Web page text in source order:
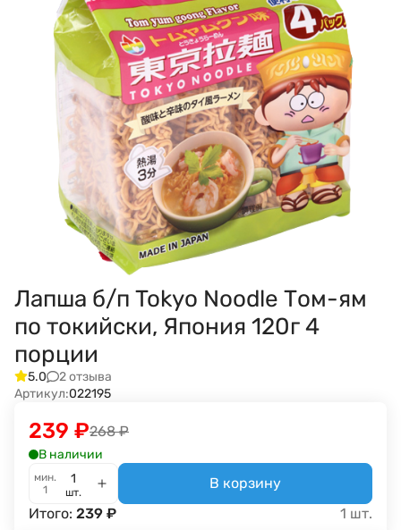
Лапша б/п Tokyo Noodle Том-ям
по токийски, Япония 120г 4
порции
5.0
2 отзыва
Артикул:022195
268 ₽
239 ₽
В наличии
мин.
1
шт.
В корзину
Итого: 239 ₽ 1 шт.